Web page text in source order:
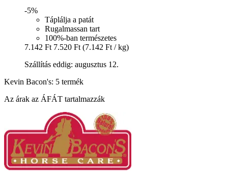
-5%
Táplálja a patát
Rugalmassan tart
100%-ban természetes
7.142 Ft 7.520 Ft (7.142 Ft / kg)
Szállítás eddig: augusztus 12.
Kevin Bacon's: 5 termék
Az árak az ÁFÁT tartalmazzák